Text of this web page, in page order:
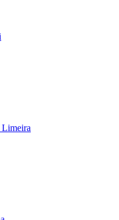
Limeira